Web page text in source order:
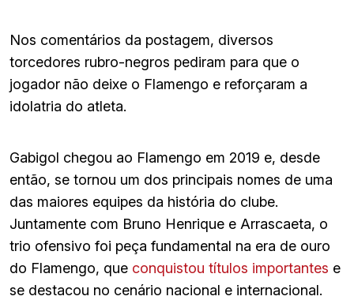
Nos comentários da postagem, diversos
torcedores rubro-negros pediram para que o
jogador não deixe o Flamengo e reforçaram a
idolatria do atleta.
Gabigol chegou ao Flamengo em 2019 e, desde
então, se tornou um dos principais nomes de uma
das maiores equipes da história do clube.
Juntamente com Bruno Henrique e Arrascaeta, o
trio ofensivo foi peça fundamental na era de ouro
do Flamengo, que conquistou títulos importantes e
se destacou no cenário nacional e internacional.